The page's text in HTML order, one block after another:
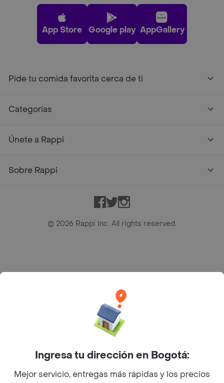
¿Cúales son los 5 Productos de Triang mas
populares en Rappi?
Pide tu comida favorita cerca de ti
Facebook
Twitter
Instagram
©2026Rappi Inc. All rights reserved.
Ingresa tu dirección en Bogotá:
Mejor servicio, entregas más rápidas y los precios